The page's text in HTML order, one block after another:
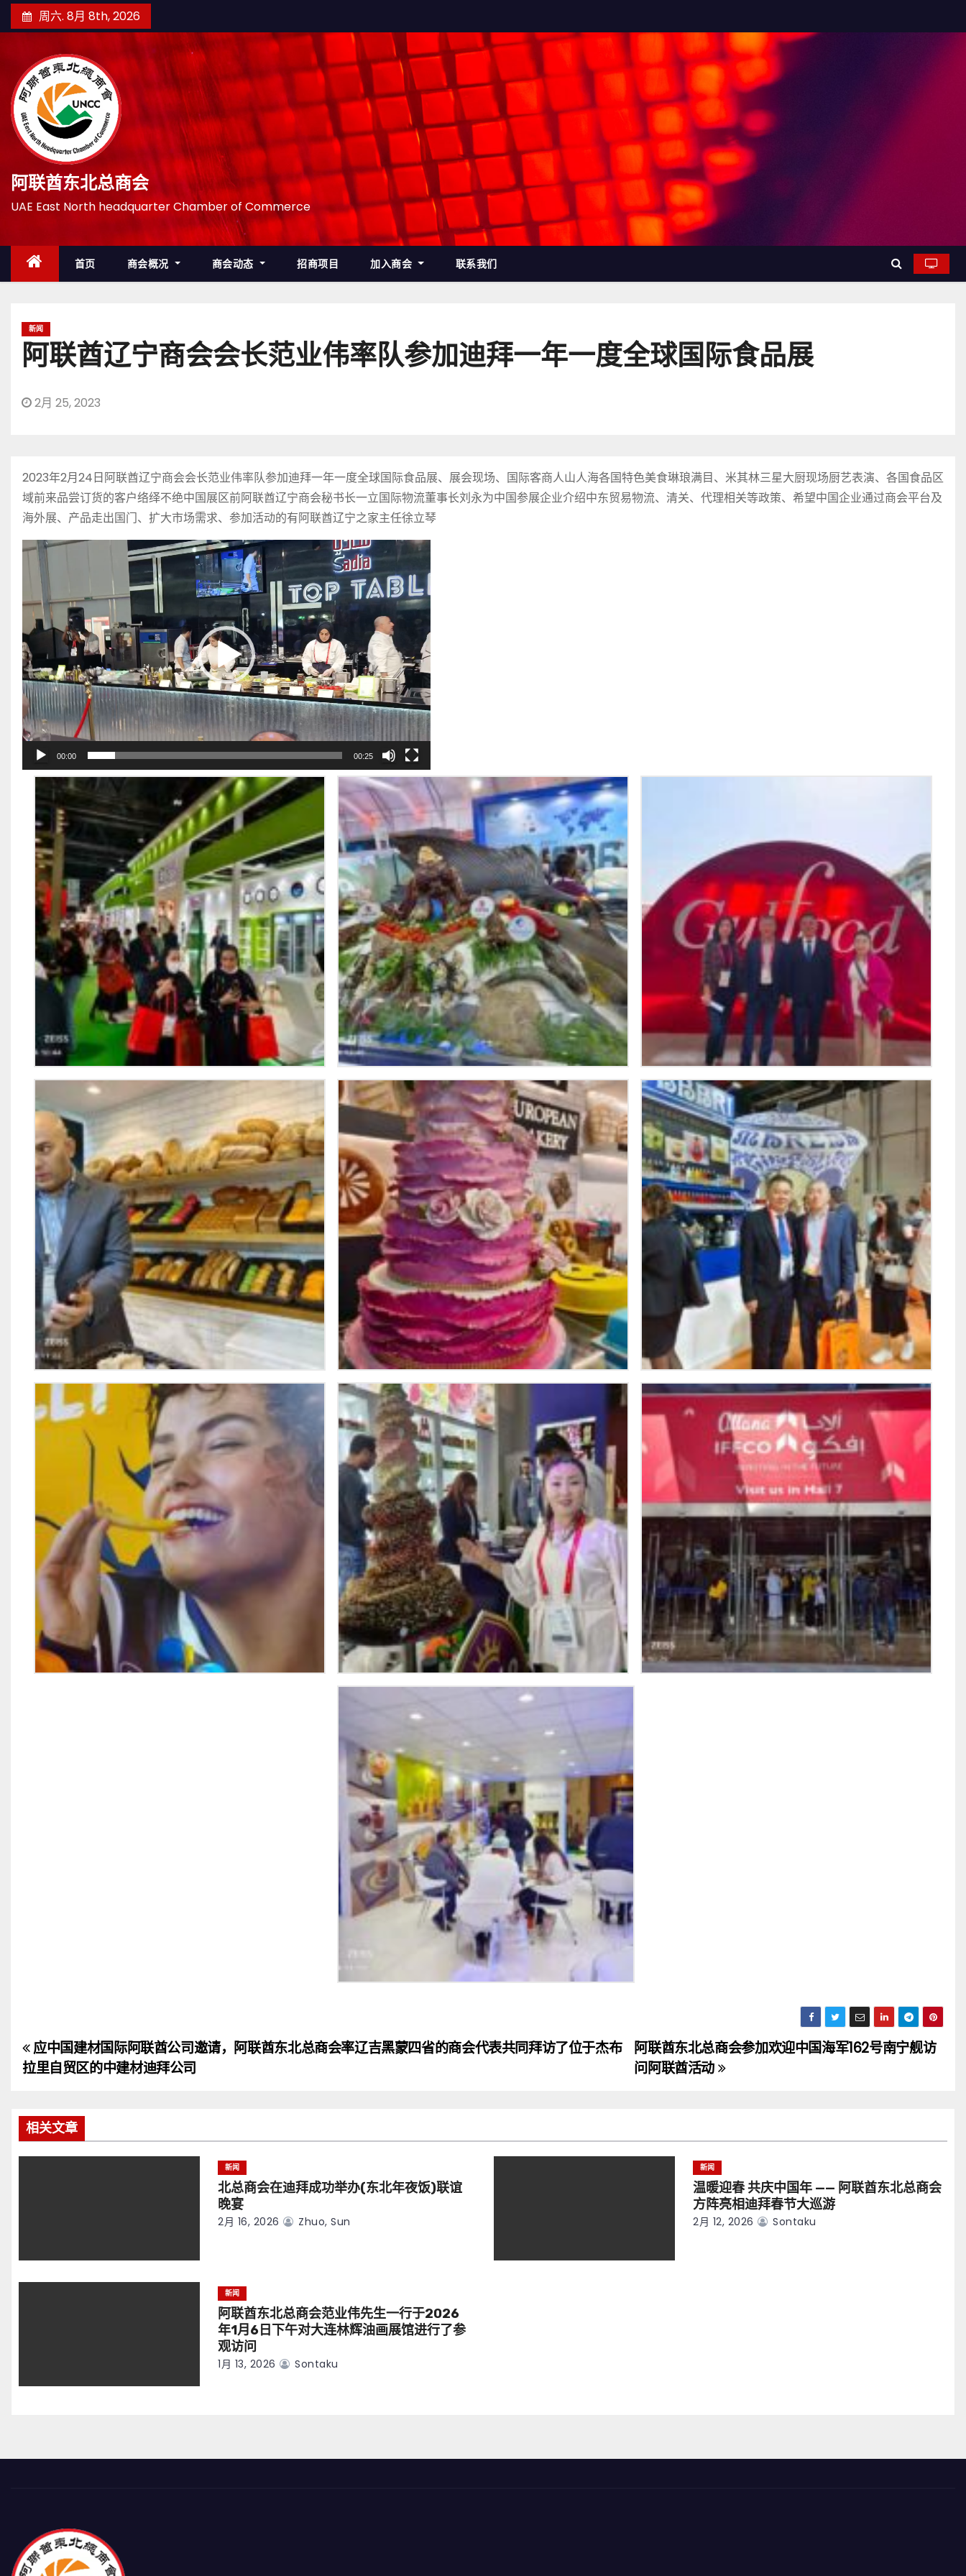
至
周六. 8月 8th, 2026
阿联酋东北总商会
UAE East North headquarter Chamber of Commerce
首页 商会概况 商会动态 招商项目 加入商会 联系我们
新闻
阿联酋辽宁商会会长范业伟率队参加迪拜一年一度全球国际食品展
2月 25, 2023
2023年2月24日阿联酋辽宁商会会长范业伟率队参加迪拜一年一度全球国际食品展、展会现场、国际客商人山人海各国特色美食琳琅满目、米其林三星大厨现场厨艺表演、各国食品区
域前来品尝订货的客户络绎不绝中国展区前阿联酋辽宁商会秘书长一立国际物流董事长刘永为中国参展企业介绍中东贸易物流、清关、代理相关等政策、希望中国企业通过商会平台及
海外展、产品走出国门、扩大市场需求、参加活动的有阿联酋辽宁之家主任徐立琴
视
放
器
00:00 00:25
文
章
导
航
阿联酋东北总商会参加欢迎中国海军162号南宁舰访
问阿联酋活动
应中国建材国际阿联酋公司邀请，阿联酋东北总商会率辽吉黑蒙四省的商会代表共同拜访了位于杰布
拉里自贸区的中建材迪拜公司
相关文章
新闻
北总商会在迪拜成功举办(东北年夜饭)联谊
晚宴
2月 16, 2026 Zhuo, Sun
新闻
温暖迎春 共庆中国年 —— 阿联酋东北总商会
方阵亮相迪拜春节大巡游
2月 12, 2026 Sontaku
新闻
阿联酋东北总商会范业伟先生一行于2026
年1月6日下午对大连林辉油画展馆进行了参
观访问
1月 13, 2026 Sontaku